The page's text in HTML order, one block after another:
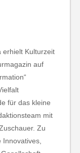
erhielt Kulturzeit
auf
für das kleine
mit
Zu